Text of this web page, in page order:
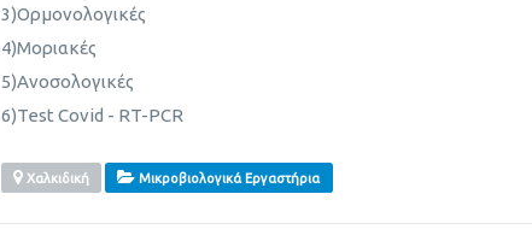
3)Ορμονολογικές
4)Μοριακές
5)Ανοσολογικές
6)Test Covid - RT-PCR
Χαλκιδική Μικροβιολογικά Εργαστήρια